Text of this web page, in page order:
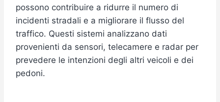
possono contribuire a ridurre il numero di
incidenti stradali e a migliorare il flusso del
traffico. Questi sistemi analizzano dati
provenienti da sensori, telecamere e radar per
prevedere le intenzioni degli altri veicoli e dei
pedoni.